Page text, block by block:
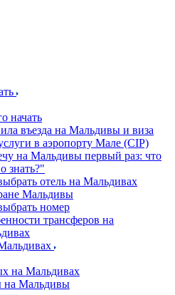
начать
въезда на Мальдивы и виза
в аэропорту Мале (CIP)
на Мальдивы первый раз: что
знать?"
отель на Мальдивах
Мальдивы
номер
трансферов на
на Мальдивах
на Мальдивы